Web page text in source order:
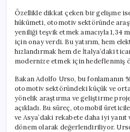
Özellikle dikkat çeken bir gelişme
hükümeti, otomotiv sektöründe
yeniliği teşvik etmek amacıyla 1,34
için onay verdi. Bu yatırım, hem
hızlandırmak hem de İtalya’daki
modernize etmek için hedeflenmiş
Bakan Adolfo Urso, bu fonlamanın
otomotiv sektöründeki küçük ve
yönelik araştırma ve geliştirme
açıkladı. Bu süreç, otomobil
ve Asya’daki rekabete daha iyi
dönem olarak değerlendiriliyor.